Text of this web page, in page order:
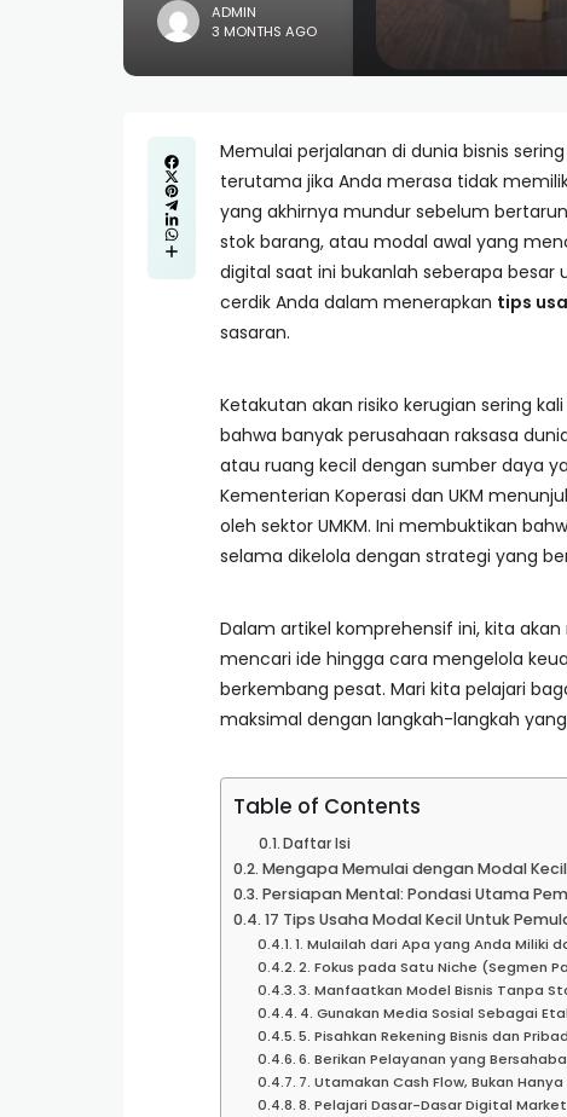
ADMIN
3 MONTHS AGO
Memulai perjalanan di dunia bisnis
terutama jika Anda merasa tidak
yang akhirnya mundur sebelum
stok barang, atau modal awal yang
digital saat ini bukanlah seberapa besar
cerdik Anda dalam menerapkan tips
sasaran.
Ketakutan akan risiko kerugian sering
bahwa banyak perusahaan raksasa
atau ruang kecil dengan sumber daya
Kementerian Koperasi dan UKM
oleh sektor UMKM. Ini membuktikan
selama dikelola dengan strategi yang
Dalam artikel komprehensif ini, kita
mencari ide hingga cara mengelola
berkembang pesat. Mari kita pelajari
maksimal dengan langkah-langkah
Table of Contents
Daftar Isi
Mengapa Memulai dengan Modal Kecil
Persiapan Mental: Pondasi Utama
17 Tips Usaha Modal Kecil Untuk
1. Mulailah dari Apa yang Anda Miliki
2. Fokus pada Satu Niche (Segmen
3. Manfaatkan Model Bisnis Tanpa
4. Gunakan Media Sosial Sebagai
5. Pisahkan Rekening Bisnis dan
6. Berikan Pelayanan yang
7. Utamakan Cash Flow, Bukan
8. Pelajari Dasar-Dasar Digital